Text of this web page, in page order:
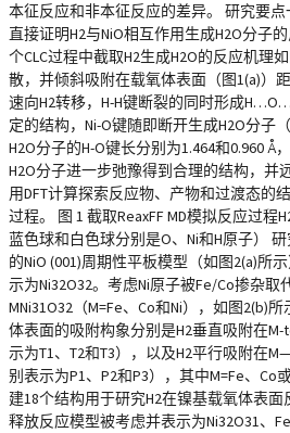
本征反应和非本征反应的差异。 研究要点
直接证明H2与NiO相互作用生成H2O分子
个CLC过程中截取H2生成H2O的反应机理
散，并倾斜吸附在载氧体表面（图1(a)）
速向H2转移，H-H键断裂的同时形成
定的结构，Ni-O键随即断开生成H2O分子
H2O分子的H-O键长分别为1.464和0.960 Å
H2O分子进一步弛豫得到合理的结构，并
用DFT计算探索反应物、产物和过渡态的
过程。 图 1 截取ReaxFF MD模拟反应过程
蓝色球和白色球分别是O、Ni和H原子）
的NiO (001)周期性平板模型（如图2(a)所
示为Ni32O32。考虑Ni原子被Fe/Co掺杂取
MNi31O32（M=Fe、Co和Ni），如图2(b)
体表面的吸附构象分别是H2垂直吸附在
示为T1、T2和T3），以及H2平行吸附在
别表示为P1、P2和P3），其中M=Fe、Co
建18个结构用于研究H2在镍基载氧体表
释放反应模型被考虑并表示为Ni32O31、